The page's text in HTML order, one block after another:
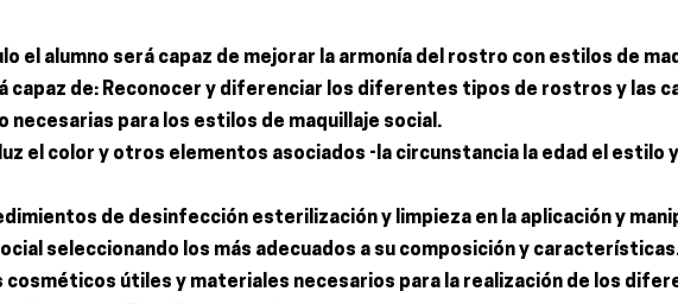
el alumno será capaz de mejorar la armonía del rostro con estilos de
capaz de: Reconocer y diferenciar los diferentes tipos de rostros y las
necesarias para los estilos de maquillaje social.
el color y otros elementos asociados -la circunstancia la edad el estilo
de desinfección esterilización y limpieza en la aplicación y
seleccionando los más adecuados a su composición y
cosméticos útiles y materiales necesarios para la realización de los